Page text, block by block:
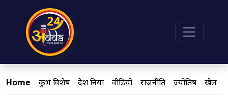
Home कुंभ विशेष देश दुनिया वीडियो राजनीति ज्योतिष खेल